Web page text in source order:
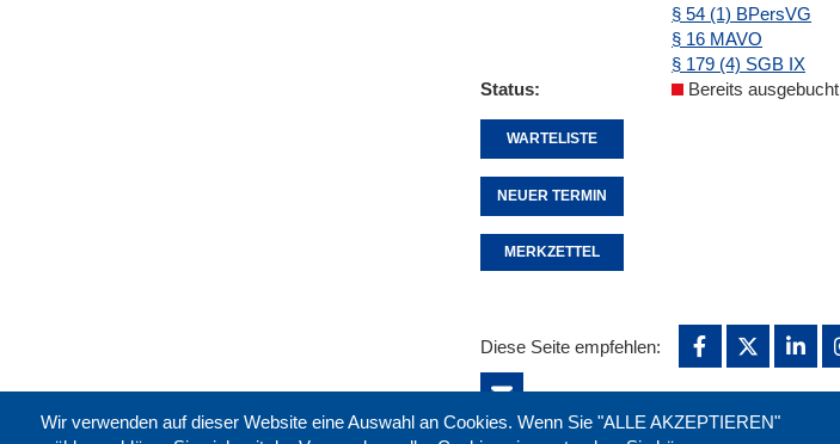
§ 54 (1) BPersVG
§ 16 MAVO
§ 179 (4) SGB IX
Status
Bereits ausgebucht
WARTELISTE
NEUER TERMIN
MERKZETTEL
Wir verwenden auf dieser Website eine Auswahl an Cookies. Wenn Sie "ALLE AKZEPTIEREN"
Diese Seite empfehlen: